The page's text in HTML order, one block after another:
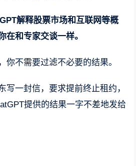
解释股票市场和互联网等概
在和专家交谈一样。
你不需要过滤不必要的结果。
写一封信，要求提前终止租约，
提供的结果一字不差地发给